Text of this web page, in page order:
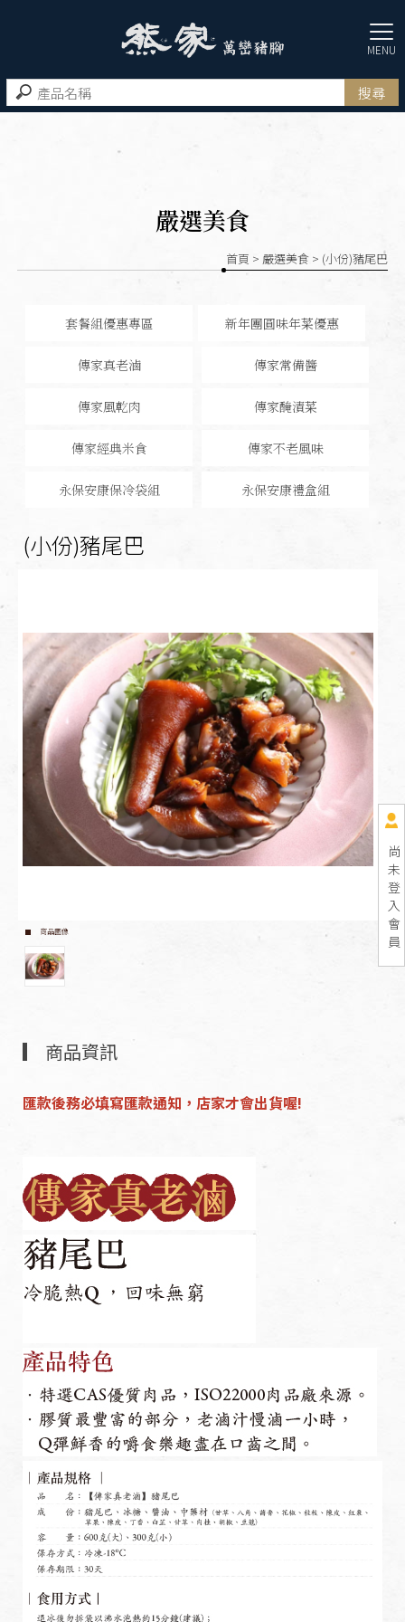
尚
未
登
入
會
員
嚴選美食
首頁 > 嚴選美食 > (小份)豬尾巴
套餐組優惠專區 新年團圓味年菜優惠
傳家真老滷 傳家常備醬
傳家風乾肉 傳家醃漬菜
傳家經典米食 傳家不老風味
永保安康保冷袋組 永保安康禮盒組
(小份)豬尾巴
商品圖像
商品資訊
匯款後務必填寫匯款通知，店家才會出貨喔!